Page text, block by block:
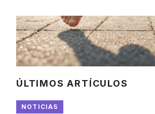
ÚLTIMOS ARTÍCULOS
NOTICIAS